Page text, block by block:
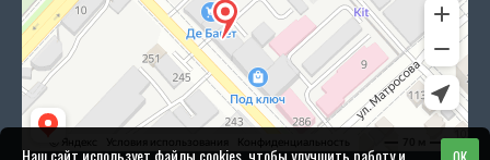
Наш сайт использует файлы cookies, чтобы улучшить работу и